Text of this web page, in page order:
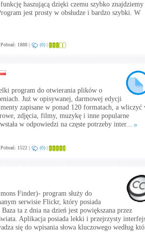
haszującą dzięki czemu szybko znajdziemy
jest prosty w obsłudze i bardzo szybki. W
1888 | (0) |
program do otwierania plików o
Już w opisywanej, darmowej edycji
zapisane w ponad 120 formatach, a wliczyć
zdjęcia, filmy, muzykę i inne popularne
w odpowiedzi na częste potrzeby inter...
1522 | (0) |
Finder)- program służy do
serwisie Flickr, który posiada
ta z dnia na dzień jest powiększana przez
Aplikacja posiada lekki i przejrzysty
się do wpisania słowa kluczowego według